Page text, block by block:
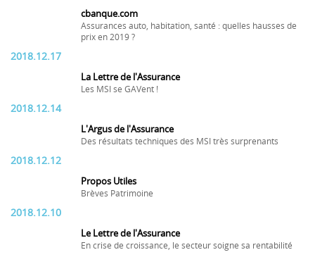
cbanque.com
Assurances auto, habitation, santé : quelles hausses de
prix en 2019 ?
2018.12.17
La Lettre de l'Assurance
Les MSI se GAVent !
2018.12.14
L'Argus de l'Assurance
Des résultats techniques des MSI très surprenants
2018.12.12
Propos Utiles
Brèves Patrimoine
2018.12.10
Le Lettre de l'Assurance
En crise de croissance, le secteur soigne sa rentabilité